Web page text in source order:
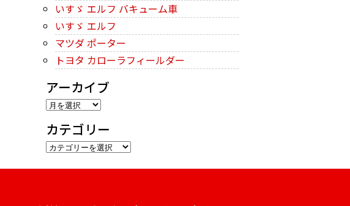
いすゞ エルフ バキューム車
いすゞ エルフ
マツダ ポーター
トヨタ カローラフィールダー
アーカイブ
ア
カ
イ
カテゴリー
カ